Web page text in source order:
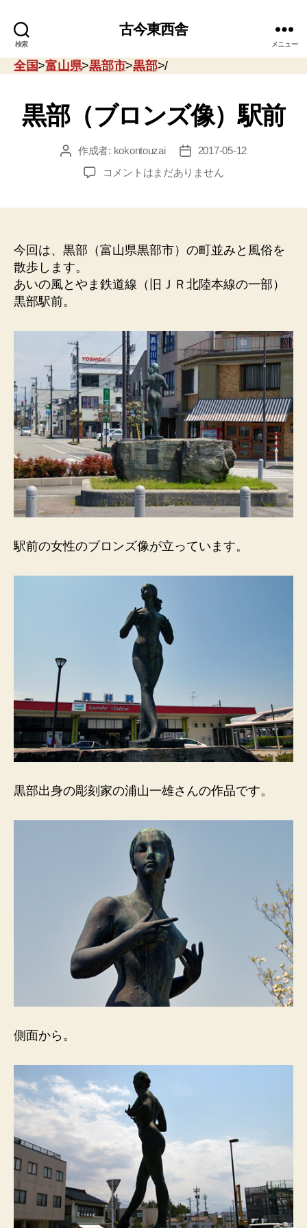
検索
古今東西舎
メニュー
全国>富山県>黒部市>黒部>/
黒部（ブロンズ像）駅前
投 作成者: kokontouzai
投
稿
日
2017-05-12
黒
ズ
駅
前
コメントはまだありません
今回は、黒部（富山県黒部市）の町並みと風俗を
散歩します。
あいの風とやま鉄道線（旧ＪＲ北陸本線の一部）
黒部駅前。
駅前の女性のブロンズ像が立っています。
黒部出身の彫刻家の浦山一雄さんの作品です。
側面から。